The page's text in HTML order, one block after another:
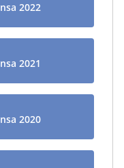
2022
2021
2020